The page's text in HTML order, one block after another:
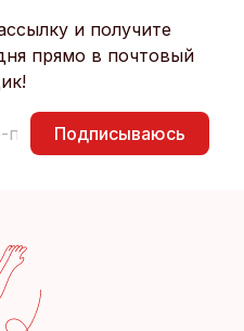
и получите
прямо в почтовый
Подписываюсь